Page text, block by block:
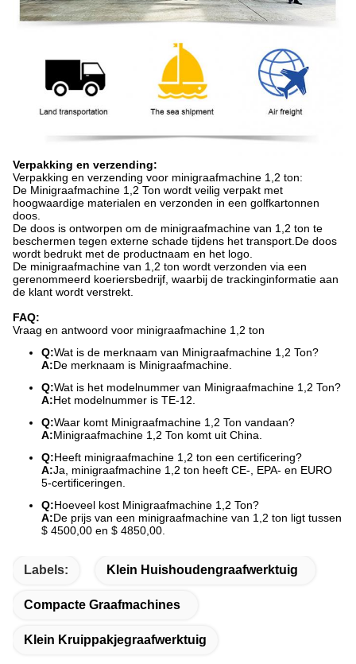
Verpakking en verzending:
Verpakking en verzending voor minigraafmachine 1,2 ton:
De Minigraafmachine 1,2 Ton wordt veilig verpakt met
hoogwaardige materialen en verzonden in een golfkartonnen
doos.
De doos is ontworpen om de minigraafmachine van 1,2 ton te
beschermen tegen externe schade tijdens het transport.De doos
wordt bedrukt met de productnaam en het logo.
De minigraafmachine van 1,2 ton wordt verzonden via een
gerenommeerd koeriersbedrijf, waarbij de trackinginformatie aan
de klant wordt verstrekt.
FAQ:
Vraag en antwoord voor minigraafmachine 1,2 ton
Q:Wat is de merknaam van Minigraafmachine 1,2 Ton?
A:De merknaam is Minigraafmachine.
Q:Wat is het modelnummer van Minigraafmachine 1,2 Ton?
A:Het modelnummer is TE-12.
Q:Waar komt Minigraafmachine 1,2 Ton vandaan?
A:Minigraafmachine 1,2 Ton komt uit China.
Q:Heeft minigraafmachine 1,2 ton een certificering?
A:Ja, minigraafmachine 1,2 ton heeft CE-, EPA- en EURO
5-certificeringen.
Q:Hoeveel kost Minigraafmachine 1,2 Ton?
A:De prijs van een minigraafmachine van 1,2 ton ligt tussen
$ 4500,00 en $ 4850,00.
Labels: Klein Huishoudengraafwerktuig
Compacte Graafmachines
Klein Kruippakjegraafwerktuig